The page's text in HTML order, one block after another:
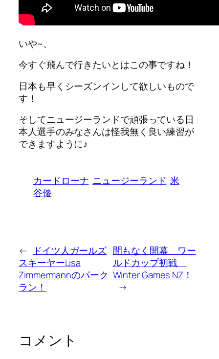
いや~、
今すぐ飛んで行きたいとはこの事ですね！
日本も早くシーズンインして欲しいもので
す！
そしてニュージーランドで頑張っている日
本人選手のみなさんは怪我無く良い練習が
できますように♪
カードローナ ニュージーランド 米
谷優
←
ドイツ人ガールズ
スキーヤーLisa
Zimmermannのパーク
ラン！
間もなく開幕 ワー
ルドカップ初戦
Winter Games NZ！
→
コメント